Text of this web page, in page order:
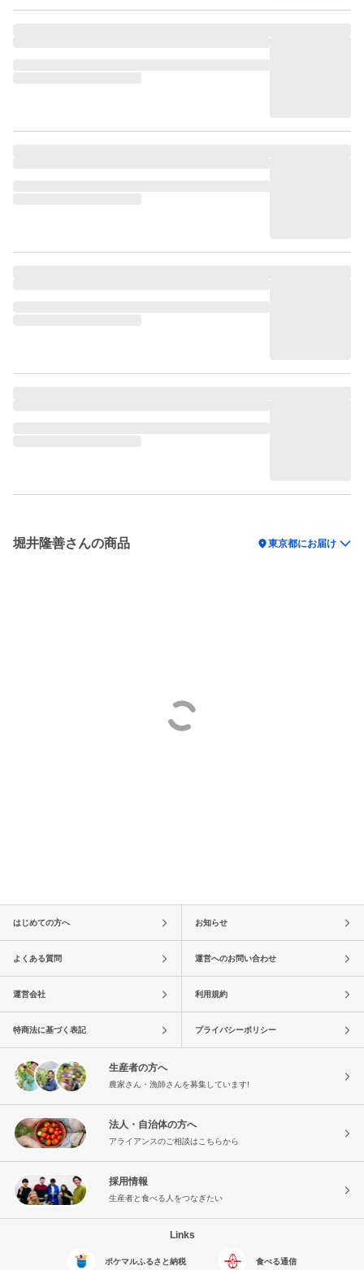
堀井隆善さんの商品 location_on東京都にお届け
はじめての方へ お知らせ
よくある質問 運営へのお問い合わせ
運営会社 利用規約
特商法に基づく表記 プライバシーポリシー
生産者の方へ
農家さん・漁師さんを募集しています!
法人・自治体の方へ
アライアンスのご相談はこちらから
採用情報
生産者と食べる人をつなぎたい
Links
ポケマルふるさと納税 食べる通信